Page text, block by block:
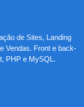
de Sites, Landing
Vendas. Front e back-
PHP e MySQL.